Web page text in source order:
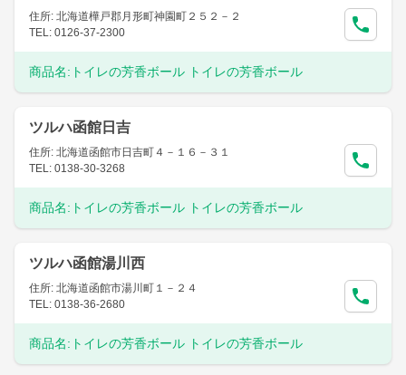
住所: 北海道樺戸郡月形町神園町２５２－２
TEL: 0126-37-2300
商品名: トイレの芳香ボール トイレの芳香ボール
ツルハ函館日吉
住所: 北海道函館市日吉町４－１６－３１
TEL: 0138-30-3268
商品名: トイレの芳香ボール トイレの芳香ボール
ツルハ函館湯川西
住所: 北海道函館市湯川町１－２４
TEL: 0138-36-2680
商品名: トイレの芳香ボール トイレの芳香ボール